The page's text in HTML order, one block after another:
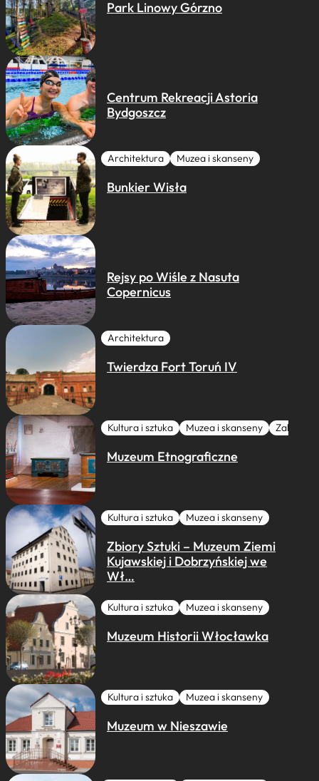
Park Linowy Górzno
Centrum Rekreacji Astoria
Bydgoszcz
Architektura Muzea i skanseny
Bunkier Wisła
Rejsy po Wiśle z Nasuta
Copernicus
Architektura
Twierdza Fort Toruń IV
Kultura i sztuka Muzea i skanseny Zabytki I
Muzeum Etnograficzne
Kultura i sztuka Muzea i skanseny
Zbiory Sztuki – Muzeum Ziemi
Kujawskiej i Dobrzyńskiej we
Wł…
Kultura i sztuka Muzea i skanseny
Muzeum Historii Włocławka
Kultura i sztuka Muzea i skanseny
Muzeum w Nieszawie